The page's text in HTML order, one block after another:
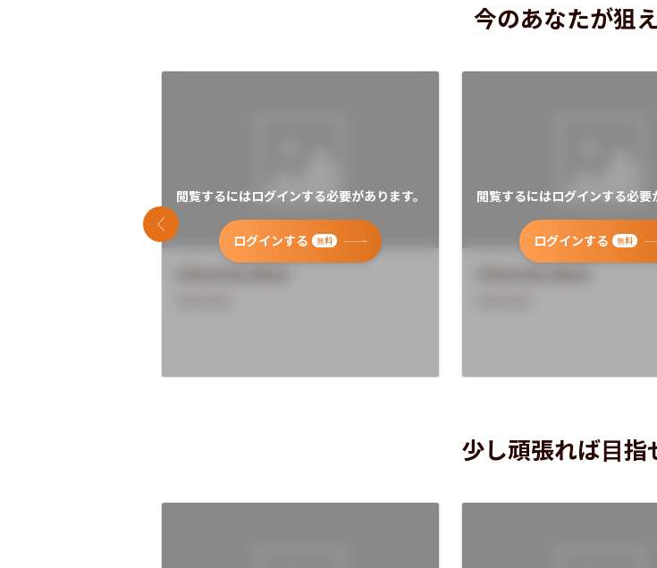
今のあなたが狙
閲覧するにはログインする必要があります。
ログインする 無料
閲覧するにはログインする必要
ログインする 無料
前のスライド
少し頑張れば目指